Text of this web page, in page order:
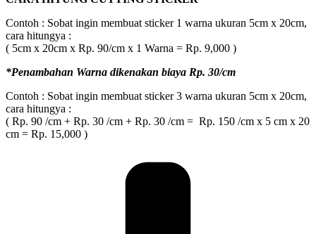
Contoh : Sobat ingin membuat sticker 1 warna ukuran 5cm x 20cm,
cara hitungya :
( 5cm x 20cm x Rp. 90/cm x 1 Warna = Rp. 9,000 )
*Penambahan Warna dikenakan biaya Rp. 30/cm
Contoh : Sobat ingin membuat sticker 3 warna ukuran 5cm x 20cm,
cara hitungya :
( Rp. 90 /cm + Rp. 30 /cm + Rp. 30 /cm = Rp. 150 /cm x 5 cm x 20
cm = Rp. 15,000 )